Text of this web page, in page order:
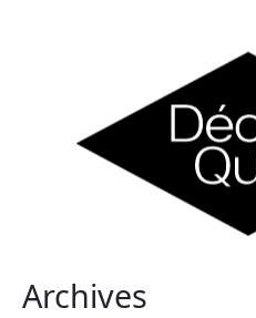
Archives